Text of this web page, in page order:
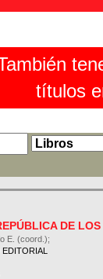
títulos
DE LOS
E. (coord.);